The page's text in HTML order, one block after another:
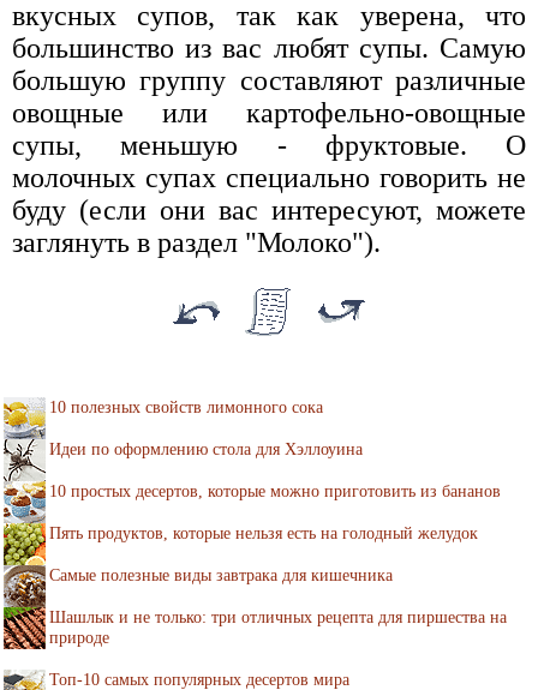
вкусных супов, так как уверена, что
большинство из вас любят супы. Самую
большую группу составляют различные
овощные или картофельно-овощные
супы, меньшую - фруктовые. О
молочных супах специально говорить не
буду (если они вас интересуют, можете
заглянуть в раздел "Молоко").
10 полезных свойств лимонного сока
Идеи по оформлению стола для Хэллоуина
10 простых десертов, которые можно приготовить из бананов
Пять продуктов, которые нельзя есть на голодный желудок
Самые полезные виды завтрака для кишечника
Шашлык и не только: три отличных рецепта для пиршества на
природе
Топ-10 самых популярных десертов мира